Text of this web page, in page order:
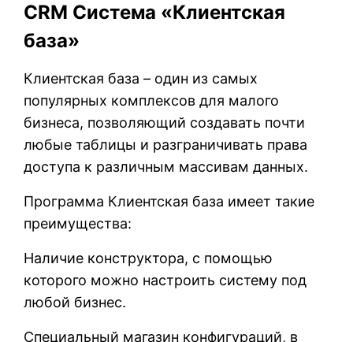
CRM Система «Клиентская
база»
Клиентская база – один из самых
популярных комплексов для малого
бизнеса, позволяющий создавать почти
любые таблицы и разграничивать права
доступа к различным массивам данных.
Программа Клиентская база имеет такие
преимущества:
Наличие конструктора, с помощью
которого можно настроить систему под
любой бизнес.
Специальный магазин конфигураций, в